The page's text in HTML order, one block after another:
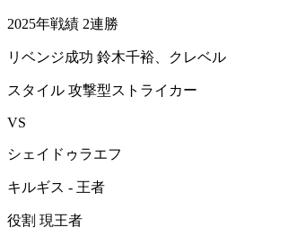
2025年戦績 2連勝
リベンジ成功 鈴木千裕、クレベル
スタイル 攻撃型ストライカー
VS
シェイドゥラエフ
キルギス - 王者
役割 現王者